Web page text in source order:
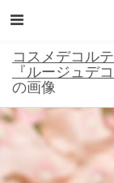
コスメデコル
『ルージュデ
の画像